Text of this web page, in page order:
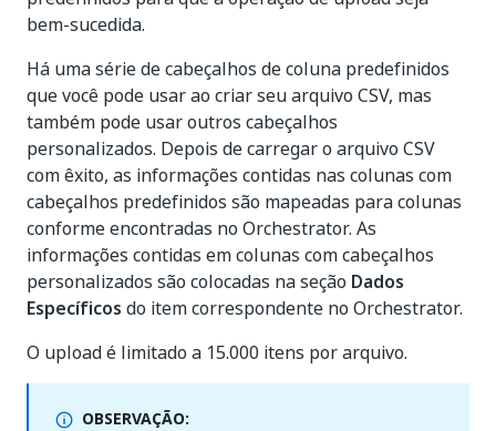
bem-sucedida.
Há uma série de cabeçalhos de coluna predefinidos
que você pode usar ao criar seu arquivo CSV, mas
também pode usar outros cabeçalhos
personalizados. Depois de carregar o arquivo CSV
com êxito, as informações contidas nas colunas com
cabeçalhos predefinidos são mapeadas para colunas
conforme encontradas no Orchestrator. As
informações contidas em colunas com cabeçalhos
personalizados são colocadas na seção Dados
Específicos do item correspondente no Orchestrator.
O upload é limitado a 15.000 itens por arquivo.
OBSERVAÇÃO: